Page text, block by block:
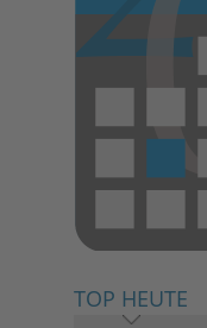
TOP HEUTE